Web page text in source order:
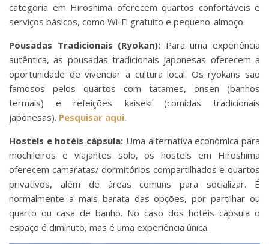
categoria em Hiroshima oferecem quartos confortáveis e
serviços básicos, como Wi-Fi gratuito e pequeno-almoço.
Pousadas Tradicionais (Ryokan): Para uma experiência
autêntica, as pousadas tradicionais japonesas oferecem a
oportunidade de vivenciar a cultura local. Os ryokans são
famosos pelos quartos com tatames, onsen (banhos
termais) e refeições kaiseki (comidas tradicionais
japonesas). Pesquisar aqui.
Hostels e hotéis cápsula: Uma alternativa económica para
mochileiros e viajantes solo, os hostels em Hiroshima
oferecem camaratas/ dormitórios compartilhados e quartos
privativos, além de áreas comuns para socializar. É
normalmente a mais barata das opções, por partilhar ou
quarto ou casa de banho. No caso dos hotéis cápsula o
espaço é diminuto, mas é uma experiência única.